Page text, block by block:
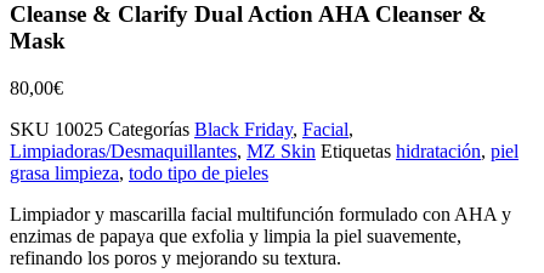
Cleanse & Clarify Dual Action AHA Cleanser &
Mask
80,00€
SKU 10025 Categorías Black Friday, Facial,
Limpiadoras/Desmaquillantes, MZ Skin Etiquetas hidratación, piel
grasa limpieza, todo tipo de pieles
Limpiador y mascarilla facial multifunción formulado con AHA y
enzimas de papaya que exfolia y limpia la piel suavemente,
refinando los poros y mejorando su textura.